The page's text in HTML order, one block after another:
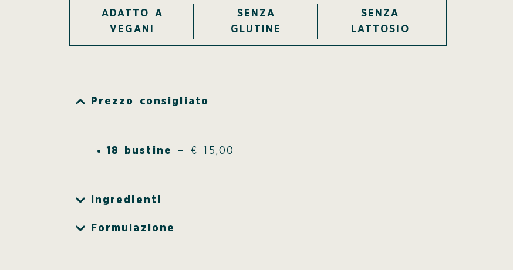
ADATTO A
VEGANI
SENZA
GLUTINE
SENZA
LATTOSIO
Prezzo consigliato
18 bustine – € 15,00
Ingredienti
Formulazione